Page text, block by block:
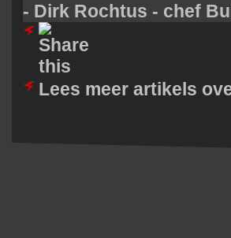
- Dirk Rochtus - chef
Lees meer artikels